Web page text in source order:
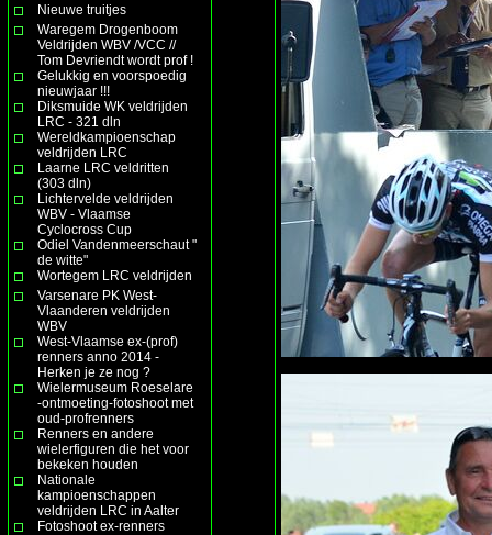
Nieuwe truitjes
Waregem Drogenboom
Veldrijden WBV /VCC //
Tom Devriendt wordt prof !
Gelukkig en voorspoedig
nieuwjaar !!!
Diksmuide WK veldrijden
LRC - 321 dln
Wereldkampioenschap
veldrijden LRC
Laarne LRC veldritten
(303 dln)
Lichtervelde veldrijden
WBV - Vlaamse
Cyclocross Cup
Odiel Vandenmeerschaut "
de witte"
Wortegem LRC veldrijden
Varsenare PK West-
Vlaanderen veldrijden
WBV
West-Vlaamse ex-(prof)
renners anno 2014 -
Herken je ze nog ?
Wielermuseum Roeselare
-ontmoeting-fotoshoot met
oud-profrenners
Renners en andere
wielerfiguren die het voor
bekeken houden
Nationale
kampioenschappen
veldrijden LRC in Aalter
Fotoshoot ex-renners